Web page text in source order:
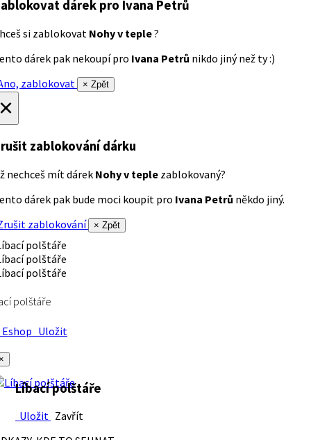
dárek pro Ivana Petrů
si zablokovat Nohy v teple?
dárek pak nekoupí pro Ivana Petrů nikdo jiný než ty :)
zablokovat
× Zpět
zablokování dárku
nechceš mít dárek Nohy v teple zablokovaný?
dárek pak bude moci koupit pro Ivana Petrů někdo jiný.
zablokování
× Zpět
polštáře
Uložit
Líbací polštáře
Uložit Zavřít